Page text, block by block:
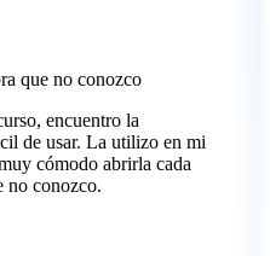
que no conozco
encuentro la
de usar. La utilizo en mi
cómodo abrirla cada
no conozco.